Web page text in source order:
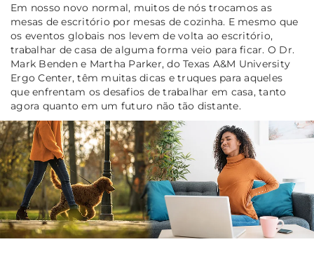
Em nosso novo normal, muitos de nós trocamos as
mesas de escritório por mesas de cozinha. E mesmo que
os eventos globais nos levem de volta ao escritório,
trabalhar de casa de alguma forma veio para ficar. O Dr.
Mark Benden e Martha Parker, do Texas A&M University
Ergo Center, têm muitas dicas e truques para aqueles
que enfrentam os desafios de trabalhar em casa, tanto
agora quanto em um futuro não tão distante.